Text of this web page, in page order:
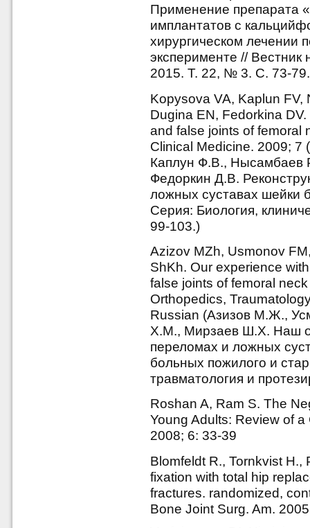
Применение препарата
имплантатов с
хирургическом лечении
эксперименте // Вестник
2015. Т. 22, № 3. С. 73-
Kopysova VA, Kaplun
Dugina EN, Fedorkina
and false joints of femoral
Clinical Medicine. 2009; 7
Каплун Ф.В., Нысамбаев
Федоркин Д.В.
ложных суставах шейки
Серия: Биология,
99-103.)
Azizov MZh, Usmonov
ShKh. Our experience
false joints of femoral
Orthopedics,
Russian (Азизов М.Ж.,
Х.М., Мирзаев Ш.Х. Наш
переломах и ложных
больных пожилого и
травматология и
Roshan A, Ram S. The
Young Adults: Review of
2008; 6: 33‑39
Blomfeldt R., Tornkvist
fixation with total hip
fractures. randomized,
Bone Joint Surg. Am.